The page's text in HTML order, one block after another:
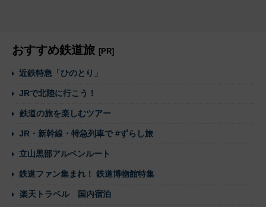
おすすめ鉄道旅 [PR]
近鉄特急「ひのとり」
JRで北陸に行こう！
鉄道の旅を楽しむツアー
JR・新幹線・特急列車で #ずらし旅
立山黒部アルペンルート
鉄道ファン集まれ！ 鉄道博物館特集
楽天トラベル 国内宿泊